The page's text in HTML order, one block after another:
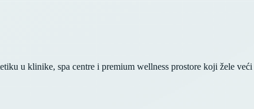
u klinike, spa centre i premium wellness prostore koji žele